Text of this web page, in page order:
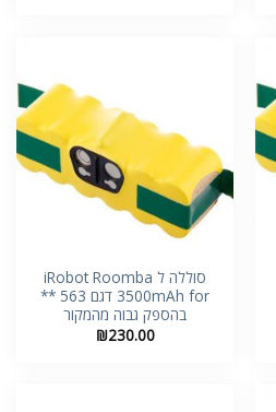
סוללה ל iRobot Roomba
3500mAh for דגם 563 **
בהספק גבוה מהמקור
₪230.00